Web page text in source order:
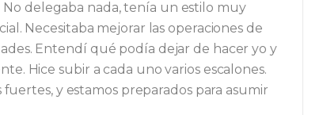
No delegaba nada, tenía un estilo muy
Necesitaba mejorar las operaciones de
Entendí qué podía dejar de hacer yo y
Hice subir a cada uno varios escalones.
y estamos preparados para asumir